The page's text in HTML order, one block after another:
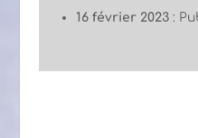
16 février 2023: